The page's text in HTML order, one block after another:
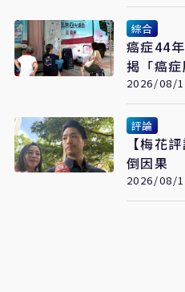
綜合
癌症44
揭「癌
治、肺
點
2026/08/
評論
【梅花
倒因果
2026/08/